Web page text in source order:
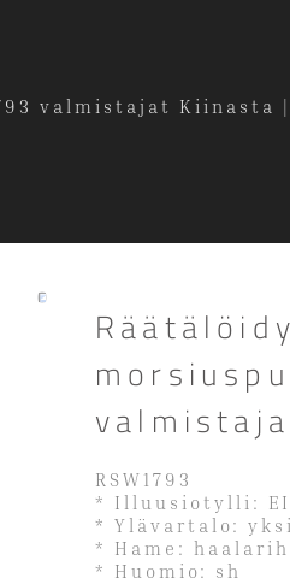
valmistajat Kiinasta
RSW1793
* Illuusiotylli: EI
* Ylävartalo:
* Hame:
* Huomio: sh